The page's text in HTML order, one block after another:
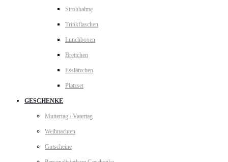
Strohhalme
Trinkflaschen
Lunchboxen
Brettchen
Esslätzchen
Platzset
GESCHENKE
Muttertag / Vatertag
Weihnachten
Gutscheine